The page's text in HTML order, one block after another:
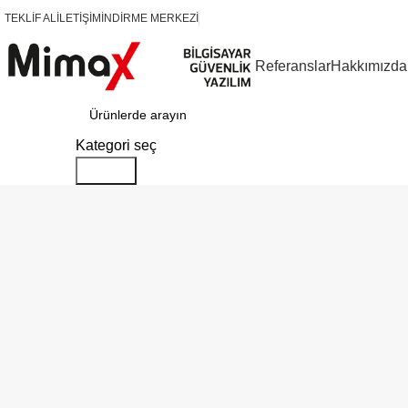
TEKLİF AL İLETİŞİM İNDİRME MERKEZİ
ReferanslarHakkımızda
Kategori seç